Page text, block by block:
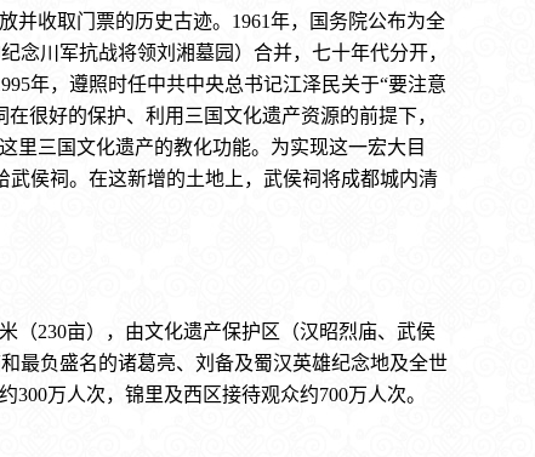
并收取门票的历史古迹。1961年，国务院公布为全
念川军抗战将领刘湘墓园）合并，七十年代分开，
年，遵照时任中共中央总书记江泽民关于“要注意
很好的保护、利用三国文化遗产资源的前提下，
里三国文化遗产的教化功能。为实现这一宏大目
侯祠。在这新增的土地上，武侯祠将成都城内清
（230亩），由文化遗产保护区（汉昭烈庙、武侯
最负盛名的诸葛亮、刘备及蜀汉英雄纪念地及全世
万人次，锦里及西区接待观众约700万人次。